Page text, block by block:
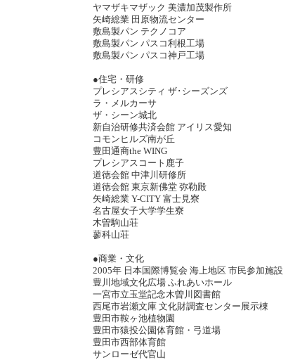
ヤマザキマザック 美濃加茂製作所
矢崎総業 田原物流センター
敷島製パン テクノコア
敷島製パン パスコ利根工場
敷島製パン パスコ神戸工場
●住宅・研修
プレシアスシティ ザ･シーズンズ
ラ・メルカーサ
ザ・シーン城北
新自治研修共済会館 アイリス愛知
コモンヒルズ南が丘
豊田通商the WING
プレシアスコート鹿子
道徳会館 中津川研修所
道徳会館 東京新佛堂 弥勒殿
矢崎総業 Y-CITY 富士見寮
名古屋女子大学学生寮
木曽駒山荘
蓼科山荘
●商業・文化
2005年 日本国際博覧会 海上地区 市民参加施設
豊川地域文化広場 ふれあいホール
一宮市立玉堂記念木曽川図書館
西尾市岩瀬文庫 文化財調査センター展示棟
豊田市鞍ヶ池植物園
豊田市猿投公園体育館・弓道場
豊田市西部体育館
サンローゼ代官山